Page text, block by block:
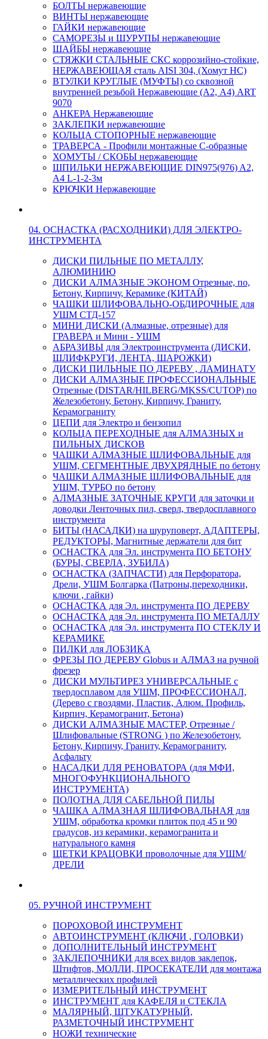
БОЛТЫ нержавеющие
ВИНТЫ нержавеющие
ГАЙКИ нержавеющие
САМОРЕЗЫ и ШУРУПЫ нержавеющие
ШАЙБЫ нержавеющие
СТЯЖКИ СТАЛЬНЫЕ СКС коррозийно-стойкие,
НЕРЖАВЕЮЩАЯ сталь AISI 304, (Хомут НС)
ВТУЛКИ КРУГЛЫЕ (МУФТЫ) со сквозной
внутренней резьбой Нержавеющие (А2, А4) ART
9070
АНКЕРА Нержавеющие
ЗАКЛЕПКИ нержавеющие
КОЛЬЦА СТОПОРНЫЕ нержавеющие
ТРАВЕРСА - Профили монтажные С-образные
ХОМУТЫ / СКОБЫ нержавеющие
ШПИЛЬКИ НЕРЖАВЕЮЩИЕ DIN975(976) A2,
А4 L-1-2-3м
КРЮЧКИ Нержавеющие
04. ОСНАСТКА (РАСХОДНИКИ) ДЛЯ ЭЛЕКТРО-
ИНСТРУМЕНТА
ДИСКИ ПИЛЬНЫЕ ПО МЕТАЛЛУ,
АЛЮМИНИЮ
ДИСКИ АЛМАЗНЫЕ ЭКОНОМ Отрезные, по,
Бетону, Кирпичу, Керамике (КИТАЙ)
ЧАШКИ ШЛИФОВАЛЬНО-ОБДИРОЧНЫЕ для
УШМ СТД-157
МИНИ ДИСКИ (Алмазные, отрезные) для
ГРАВЕРА и Мини - УШМ
АБРАЗИВЫ для Электроинструмента (ДИСКИ,
ШЛИФКРУГИ, ЛЕНТА, ШАРОЖКИ)
ДИСКИ ПИЛЬНЫЕ ПО ДЕРЕВУ , ЛАМИНАТУ
ДИСКИ АЛМАЗНЫЕ ПРОФЕССИОНАЛЬНЫЕ
Отрезные (DISTAR/HILBERG/MKSS/CUTOP) по
Железобетону, Бетону, Кирпичу, Граниту,
Керамограниту
ЦЕПИ для Электро и бензопил
КОЛЬЦА ПЕРЕХОДНЫЕ для АЛМАЗНЫХ и
ПИЛЬНЫХ ДИСКОВ
ЧАШКИ АЛМАЗНЫЕ ШЛИФОВАЛЬНЫЕ для
УШМ, СЕГМЕНТНЫЕ ДВУХРЯДНЫЕ по бетону
ЧАШКИ АЛМАЗНЫЕ ШЛИФОВАЛЬНЫЕ для
УШМ, ТУРБО по бетону
АЛМАЗНЫЕ ЗАТОЧНЫЕ КРУГИ для заточки и
доводки Ленточных пил, сверл, твердосплавного
инструмента
БИТЫ (НАСАДКИ) на шуруповерт, АДАПТЕРЫ,
РЕДУКТОРЫ, Магнитные держатели для бит
ОСНАСТКА для Эл. инструмента ПО БЕТОНУ
(БУРЫ, СВЕРЛА, ЗУБИЛА)
ОСНАСТКА (ЗАПЧАСТИ) для Перфоратора,
Дрели, УШМ Болгарка (Патроны,переходники,
ключи , гайки)
ОСНАСТКА для Эл. инструмента ПО ДЕРЕВУ
ОСНАСТКА для Эл. инструмента ПО МЕТАЛЛУ
ОСНАСТКА для Эл. инструмента ПО СТЕКЛУ И
КЕРАМИКЕ
ПИЛКИ для ЛОБЗИКА
ФРЕЗЫ ПО ДЕРЕВУ Globus и АЛМАЗ на ручной
фрезер
ДИСКИ МУЛЬТИРЕЗ УНИВЕРСАЛЬНЫЕ с
твердосплавом для УШМ, ПРОФЕССИОНАЛ,
(Дерево с гвоздями, Пластик, Алюм. Профиль,
Кирпич, Керамогранит, Бетона)
ДИСКИ АЛМАЗНЫЕ МАСТЕР, Отрезные /
Шлифовальные (STRONG ) по Железобетону,
Бетону, Кирпичу, Граниту, Керамограниту,
Асфальту
НАСАДКИ ДЛЯ РЕНОВАТОРА (для МФИ,
МНОГОФУНКЦИОНАЛЬНОГО
ИНСТРУМЕНТА)
ПОЛОТНА ДЛЯ САБЕЛЬНОЙ ПИЛЫ
ЧАШКА АЛМАЗНАЯ ШЛИФОВАЛЬНАЯ для
УШМ, обработка кромки плиток под 45 и 90
градусов, из керамики, керамогранита и
натурального камня
ЩЕТКИ КРАЦОВКИ проволочные для УШМ/
ДРЕЛИ
05. РУЧНОЙ ИНСТРУМЕНТ
ПОРОХОВОЙ ИНСТРУМЕНТ
АВТОИНСТРУМЕНТ (КЛЮЧИ , ГОЛОВКИ)
ДОПОЛНИТЕЛЬНЫЙ ИНСТРУМЕНТ
ЗАКЛЕПОЧНИКИ для всех видов заклепок,
Штифтов, МОЛЛИ, ПРОСЕКАТЕЛИ для монтажа
металлических профилей
ИЗМЕРИТЕЛЬНЫЙ ИНСТРУМЕНТ
ИНСТРУМЕНТ для КАФЕЛЯ и СТЕКЛА
МАЛЯРНЫЙ, ШТУКАТУРНЫЙ,
РАЗМЕТОЧНЫЙ ИНСТРУМЕНТ
НОЖИ технические